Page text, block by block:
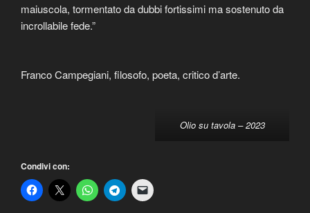
maiuscola, tormentato da dubbi fortissimi ma sostenuto da
incrollabile fede.”
Franco Campegiani, filosofo, poeta, critico d’arte.
Olio su tavola – 2023
Condivi con: